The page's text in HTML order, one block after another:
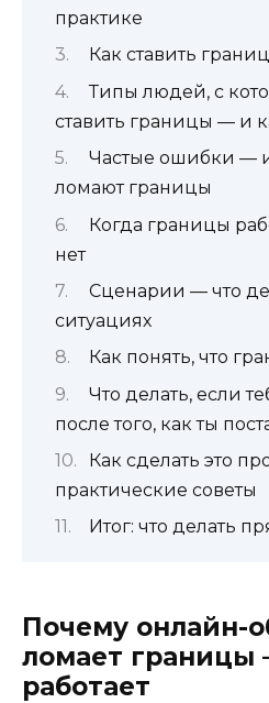
практике
Как ставить
Типы людей, с
ставить границы — и
Частые ошибки —
ломают границы
Когда границы
нет
Сценарии — что
ситуациях
Как понять, что
Что делать, если
после того, как ты
Как сделать это
практические советы
Итог: что делать
Почему онлайн-
ломает границы
работает